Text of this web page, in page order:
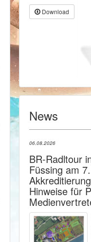
Download
News
06.08.2026
BR-Radltour
Füssing am
Hinweise für